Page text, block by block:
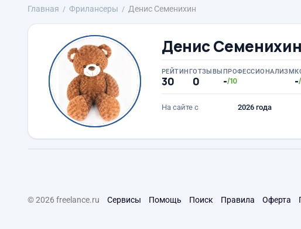
Главная Фрилансеры Денис Семенихин
Денис Семенихин
РЕЙТИНГ
30
ОТЗЫВЫ
0
ПРОФЕССИОНАЛИЗМ
-/10 -
На сайте с 2026 года
© 2026 freelance.ru Сервисы Помощь Поиск Правила Оферта